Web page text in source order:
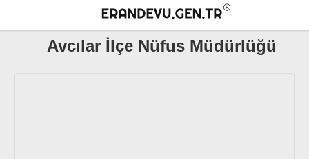
Avcılar İlçe Nüfus Müdürlüğü